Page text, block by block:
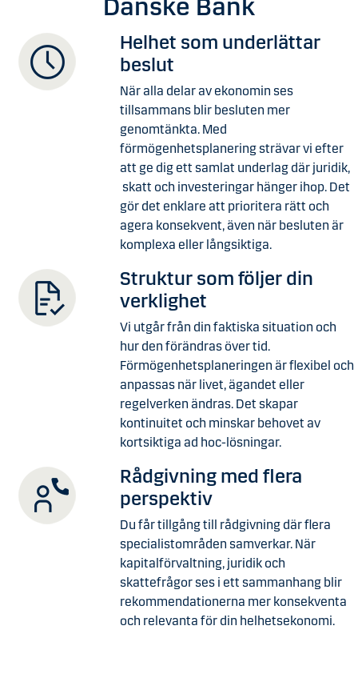
Danske Bank
Helhet som underlättar
beslut
När alla delar av ekonomin ses
tillsammans blir besluten mer
genomtänkta. Med
förmögenhetsplanering strävar vi efter
att ge dig ett samlat underlag där juridik,
skatt och investeringar hänger ihop. Det
gör det enklare att prioritera rätt och
agera konsekvent, även när besluten är
komplexa eller långsiktiga.
Struktur som följer din
verklighet
Vi utgår från din faktiska situation och
hur den förändras över tid.
Förmögenhetsplaneringen är flexibel och
anpassas när livet, ägandet eller
regelverken ändras. Det skapar
kontinuitet och minskar behovet av
kortsiktiga ad hoc-lösningar.
Rådgivning med flera
perspektiv
Du får tillgång till rådgivning där flera
specialistområden samverkar. När
kapitalförvaltning, juridik och
skattefrågor ses i ett sammanhang blir
rekommendationerna mer konsekventa
och relevanta för din helhetsekonomi.